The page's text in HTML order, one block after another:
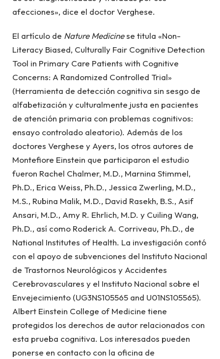
afecciones», dice el doctor Verghese.
El artículo de Nature Medicinese titula «Non-
Literacy Biased, Culturally Fair Cognitive Detection
Tool in Primary Care Patients with Cognitive
Concerns: A Randomized Controlled Trial»
(Herramienta de detección cognitiva sin sesgo de
alfabetización y culturalmente justa en pacientes
de atención primaria con problemas cognitivos:
ensayo controlado aleatorio). Además de los
doctores Verghese y Ayers, los otros autores de
Montefiore Einstein que participaron el estudio
fueron Rachel Chalmer, M.D., Marnina Stimmel,
Ph.D., Erica Weiss, Ph.D., Jessica Zwerling, M.D.,
M.S., Rubina Malik, M.D., David Rasekh, B.S., Asif
Ansari, M.D., Amy R. Ehrlich, M.D. y Cuiling Wang,
Ph.D., así como Roderick A. Corriveau, Ph.D., de
National Institutes of Health. La investigación contó
con el apoyo de subvenciones del Instituto Nacional
de Trastornos Neurológicos y Accidentes
Cerebrovasculares y el Instituto Nacional sobre el
Envejecimiento (UG3NS105565 and U01NS105565).
Albert Einstein College of Medicine tiene
protegidos los derechos de autor relacionados con
esta prueba cognitiva. Los interesados pueden
ponerse en contacto con la oficina de